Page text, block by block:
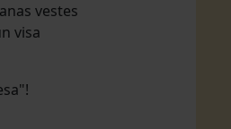
vestes
visa